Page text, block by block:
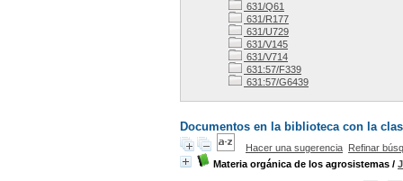
631/Q61
631/R177
631/U729
631/V145
631/V714
631:57/F339
631:57/G6439
Documentos en la biblioteca con la
Hacer una sugerencia Refinar
Materia orgánica de los agrosistemas /